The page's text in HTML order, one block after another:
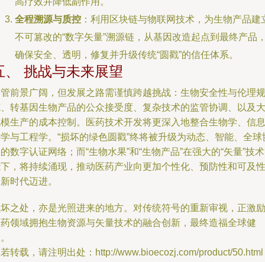
全程溯源与质控 ：利用区块链与物联网技术，为生物产品建
不可篡改的“数字矢量”溯源链，从基因改造起点到最终产品
确保安全、透明，修复并升级传统“圆戳”的信任体系。
、 挑战与未来展望
前景广阔，但发展之路需谨慎跨越挑战：生物安全性与伦理规
转基因生物产品的公众接受度、复杂技术的监管协调、以及大
生产的成本控制。医药技术开发将更深入地整合生物学、信息
与工程学。“损坏的绿色圆戳”终将被升级为动态、智能、全球
数字认证网络；而“生物水果”和“生物产品”在强大的“矢量”技
，将持续涌现，推动医药产业向更加个性化、预防性和可及性
时代迈进。
之处，亦是光照进来的地方。对传统符号的重新审视，正激励
领域拥抱生物资源与矢量技术的融合创新，最终造福全球健
转载，请注明出处：http://www.bioecozj.com/product/50.html